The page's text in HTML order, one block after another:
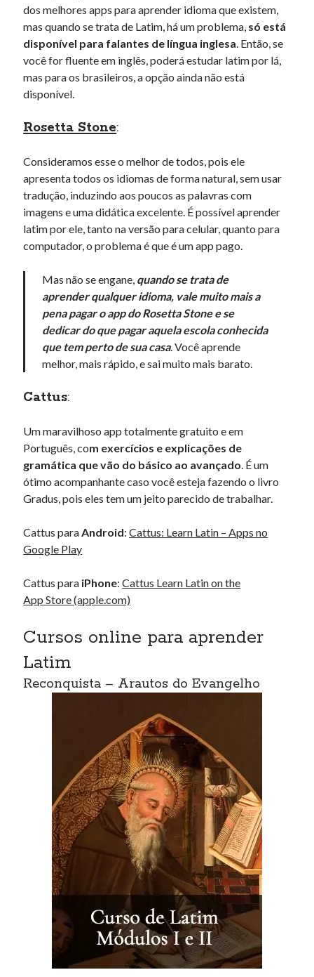
dos melhores apps para aprender idioma que existem,
mas quando se trata de Latim, há um problema, só está
disponível para falantes de língua inglesa. Então, se
você for fluente em inglês, poderá estudar latim por lá,
mas para os brasileiros, a opção ainda não está
disponível.
Rosetta Stone:
Consideramos esse o melhor de todos, pois ele
apresenta todos os idiomas de forma natural, sem usar
tradução, induzindo aos poucos as palavras com
imagens e uma didática excelente. É possível aprender
latim por ele, tanto na versão para celular, quanto para
computador, o problema é que é um app pago.
Mas não se engane, quando se trata de
aprender qualquer idioma, vale muito mais a
pena pagar o app do Rosetta Stone e se
dedicar do que pagar aquela escola conhecida
que tem perto de sua casa. Você aprende
melhor, mais rápido, e sai muito mais barato.
Cattus:
Um maravilhoso app totalmente gratuito e em
Português, com exercícios e explicações de
gramática que vão do básico ao avançado. É um
ótimo acompanhante caso você esteja fazendo o livro
Gradus, pois eles tem um jeito parecido de trabalhar.
Cattus paraAndroid:Cattus: Learn Latin – Apps no
Google Play
Cattus para iPhone:Cattus Learn Latin on the
App Store (apple.com)
Cursos online para aprender
Latim
Reconquista – Arautos do Evangelho